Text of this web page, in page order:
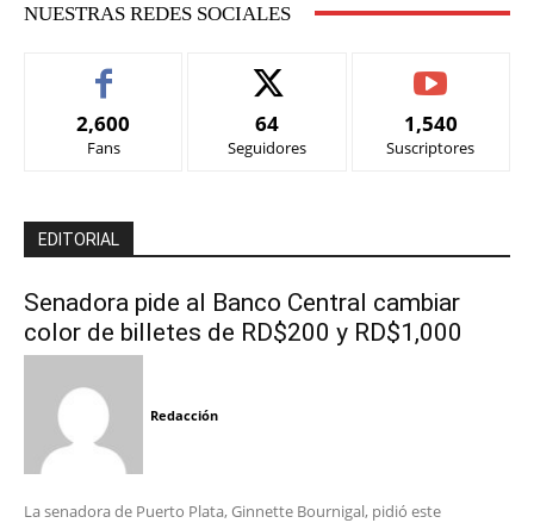
NUESTRAS REDES SOCIALES
2,600
Fans
64
Seguidores
1,540
Suscriptores
EDITORIAL
Senadora pide al Banco Central cambiar
color de billetes de RD$200 y RD$1,000
Redacción
La senadora de Puerto Plata, Ginnette Bournigal, pidió este